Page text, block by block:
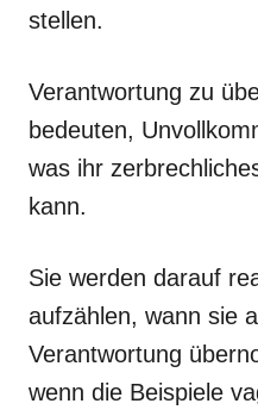
stellen.
Verantwortung zu
bedeuten,
was ihr
kann.
Sie werden darauf
aufzählen, wann sie
Verantwortung
wenn die Beispiele